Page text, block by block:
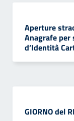
Aperture
Anagrafe per
d’Identità
GIORNO del